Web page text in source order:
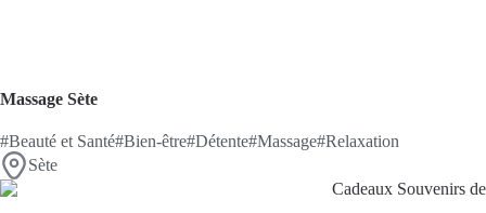
Massage Sète
#Beauté et Santé#Bien-être#Détente#Massage#Relaxation
Sète